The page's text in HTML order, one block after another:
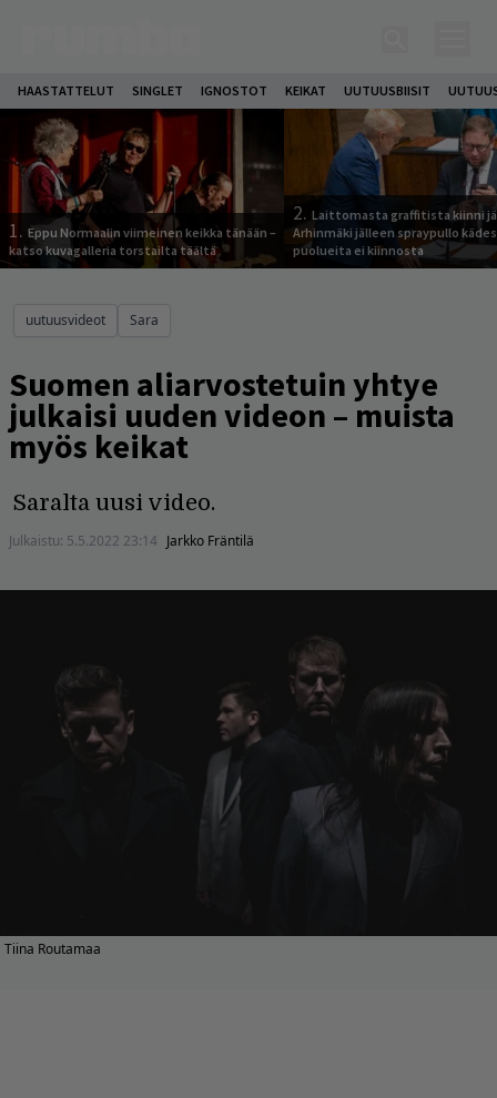
HAASTATTELUT SINGLET IGNOSTOT KEIKAT UUTUUSBIISIT
1. Eppu Normaalin viimeinen keikka tänään –
katso kuvagalleria torstailta täältä
2. Laittomasta graffitista kiinni
Arhinmäki jälleen spraypullo
puolueita ei kiinnosta
uutuusvideot Sara
Suomen aliarvostetuin yhtye
julkaisi uuden videon – muista
myös keikat
Saralta uusi video.
Julkaistu: 5.5.2022 23:14 Jarkko Fräntilä
Tiina Routamaa